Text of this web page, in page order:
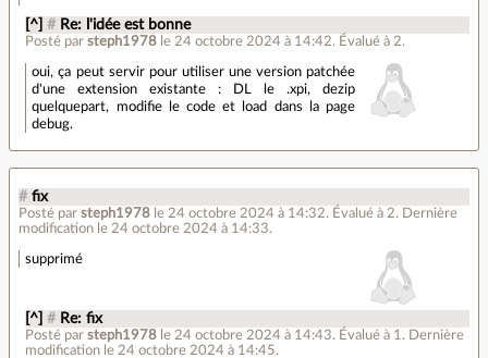
[^] # Re: l'idée est bonne
Posté parsteph1978 le 24 octobre 2024 à 14:42. Évalué à 2.
oui, ça peut servir pour utiliser une version patchée
d'une extension existante : DL le .xpi, dezip
quelquepart, modifie le code et load dans la page
debug.
# fix
Posté par steph1978 le 24 octobre 2024 à 14:32. Évalué à 2. Dernière
modification le 24 octobre 2024 à 14:33.
supprimé
[^] # Re: fix
Posté parsteph1978 le 24 octobre 2024 à 14:43. Évalué à 1 . Dernière
modification le 24 octobre 2024 à 14:45.